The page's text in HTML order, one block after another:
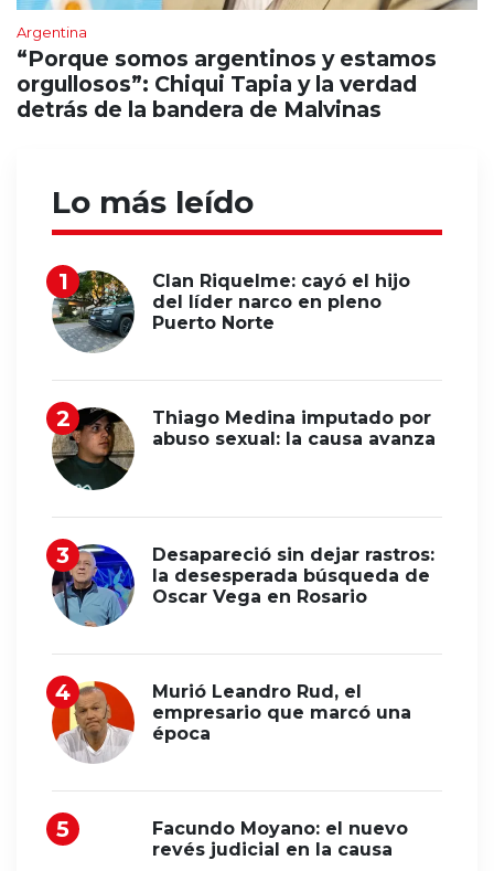
Argentina
“Porque somos argentinos y estamos
orgullosos”: Chiqui Tapia y la verdad
detrás de la bandera de Malvinas
Lo más leído
Clan Riquelme: cayó el hijo
del líder narco en pleno
Puerto Norte
Thiago Medina imputado por
abuso sexual: la causa avanza
Desapareció sin dejar rastros:
la desesperada búsqueda de
Oscar Vega en Rosario
Murió Leandro Rud, el
empresario que marcó una
época
Facundo Moyano: el nuevo
revés judicial en la causa